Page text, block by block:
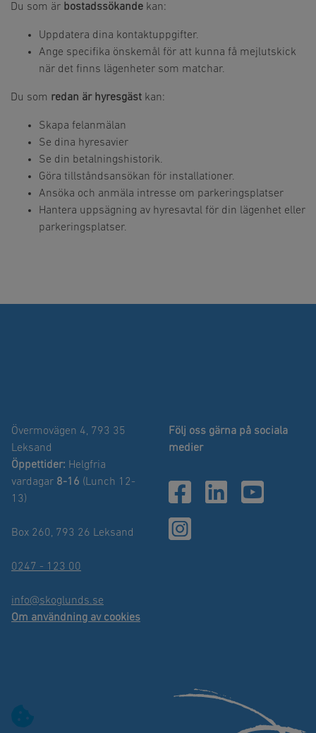
Du som är bostadssökande kan:
Uppdatera dina kontaktuppgifter.
Ange specifika önskemål för att kunna få mejlutskick
när det finns lägenheter som matchar.
Du som redan är hyresgäst kan:
Skapa felanmälan
Se dina hyresavier
Se din betalningshistorik.
Göra tillståndsansökan för installationer.
Ansöka och anmäla intresse om parkeringsplatser
Hantera uppsägning av hyresavtal för din lägenhet eller
parkeringsplatser.
Övermovägen 4, 793 35
Leksand
Öppettider: Helgfria
vardagar 8-16 (Lunch 12-
13)
Box 260, 793 26 Leksand
0247 - 123 00
info@skoglunds.se
Om användning av cookies
Följ oss gärna på sociala
medier